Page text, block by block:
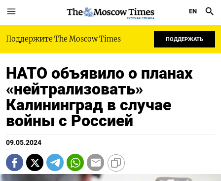
РУССКАЯ СЛУЖБА
EN
Поддержите The Moscow Times ПОДДЕРЖАТЬ
НАТО объявило о планах
«нейтрализовать»
Калининград в случае
войны с Россией
09.05.2024